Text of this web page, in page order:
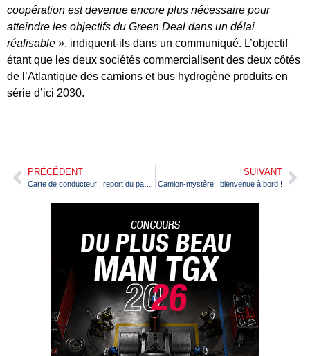
coopération est devenue encore plus nécessaire pour
atteindre les objectifs du Green Deal dans un délai
réalisable », indiquent-ils dans un communiqué. L’objectif
étant que les deux sociétés commercialisent des deux côtés
de l’Atlantique des camions et bus hydrogène produits en
série d’ici 2030.
PRÉCÉDENT SUIVANT
Camion-mystère : bienvenue à bord !